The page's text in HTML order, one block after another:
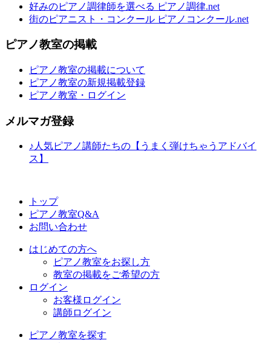
好みのピアノ調律師を選べる ピアノ調律.net
街のピアニスト・コンクール ピアノコンクール.net
ピアノ教室の掲載
ピアノ教室の掲載について
ピアノ教室の新規掲載登録
ピアノ教室・ログイン
メルマガ登録
♪人気ピアノ講師たちの【うまく弾けちゃうアドバイ
ス】
トップ
ピアノ教室Q&A
お問い合わせ
はじめての方へ
ピアノ教室をお探し方
教室の掲載をご希望の方
ログイン
お客様ログイン
講師ログイン
ピアノ教室を探す